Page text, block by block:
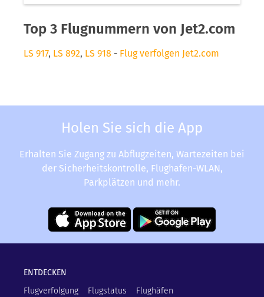
Top 3 Flugnummern von Jet2.com
LS 917, LS 892, LS 918 - Flug verfolgen Jet2.com
Holen Sie sich die App
Erhalten Sie Zugang zu Abflugzeiten, Wartezeiten bei
der Sicherheitskontrolle, Flughafen-WLAN,
Parkplätzen und mehr.
ENTDECKEN
Flugverfolgung
Flugstatus Flughäfen